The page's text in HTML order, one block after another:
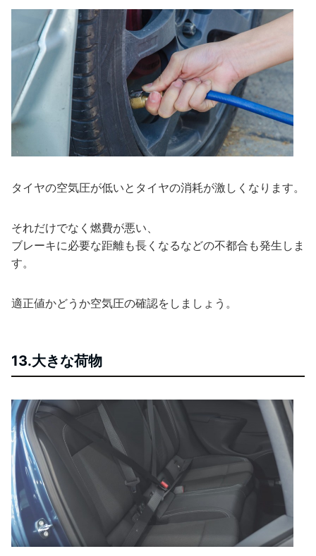
タイヤの空気圧が低いとタイヤの消耗が激しくなります。
それだけでなく燃費が悪い、
ブレーキに必要な距離も長くなるなどの不都合も発生しま
す。
適正値かどうか空気圧の確認をしましょう。
13.大きな荷物